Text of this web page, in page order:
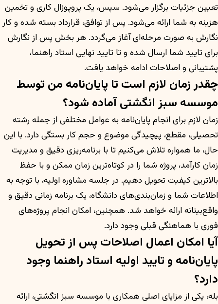
تعیین جزئیات برگزار می‌شود. سپس، یک پروپوزال کاری و تخمین
هزینه به شما ارائه می‌شود. پس از توافق، قرارداد بسته شده و کار
نگارش به صورت مرحله‌ای آغاز می‌گردد. هر بخش پس از نگارش
برای تایید شما ارسال شده و تا تایید نهایی استاد راهنما،
پشتیبانی و اصلاحات ادامه خواهد یافت.
چقدر زمان لازم است تا پایان‌نامه من توسط
موسسه سبز انگشتی آماده شود؟
زمان لازم برای انجام پایان‌نامه به عوامل مختلفی از جمله رشته
تحصیلی، مقطع، پیچیدگی موضوع و حجم کار بستگی دارد. با این
حال، ما همواره تلاش می‌کنیم تا با برنامه‌ریزی دقیق و مدیریت
زمان کارآمد، پروژه شما را در کوتاه‌ترین زمان ممکن و با حفظ
بالاترین کیفیت تحویل دهیم. در جلسه مشاوره اولیه، با توجه به
اطلاعات شما و زمان‌بندی‌های دانشگاه، یک برنامه زمانی دقیق و
واقع‌بینانه ارائه خواهد شد. همچنین، امکان انجام پروژه‌های
فوری با هماهنگی قبلی وجود دارد.
آیا امکان اعمال اصلاحات پس از تحویل
پایان‌نامه و تایید اولیه استاد راهنما وجود
دارد؟
بله، یکی از مزایای اصلی همکاری با موسسه سبز انگشتی، ارائه